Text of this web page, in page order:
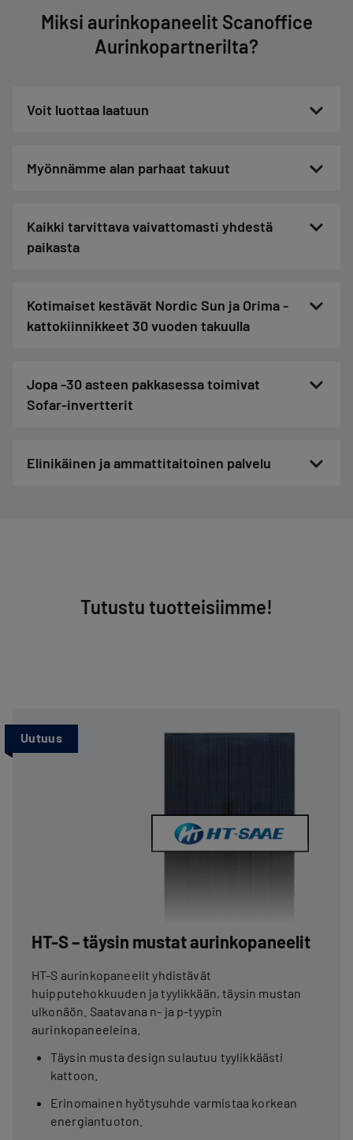
Miksi aurinkopaneelit Scanoffice
Aurinkopartnerilta?
Voit luottaa laatuun
Myönnämme alan parhaat takuut
Kaikki tarvittava vaivattomasti yhdestä
paikasta
Kotimaiset kestävät Nordic Sun ja Orima -
kattokiinnikkeet 30 vuoden takuulla
Jopa -30 asteen pakkasessa toimivat
Sofar-invertterit
Elinikäinen ja ammattitaitoinen palvelu
Tutustu tuotteisiimme!
Uutuus
HT-S – täysin mustat aurinkopaneelit
HT-S aurinkopaneelit yhdistävät
huipputehokkuuden ja tyylikkään, täysin mustan
ulkonäön. Saatavana n- ja p-tyypin
aurinkopaneeleina.
Täysin musta design sulautuu tyylikkäästi
kattoon.
Erinomainen hyötysuhde varmistaa korkean
energiantuoton.